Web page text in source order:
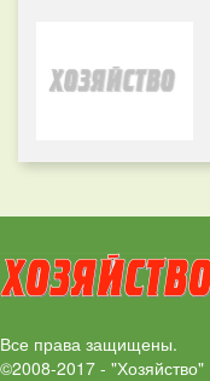
Все права защищены.
©2008-2017 - "Хозяйство"